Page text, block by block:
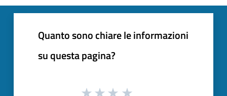
Quanto sono chiare le informazioni
su questa pagina?